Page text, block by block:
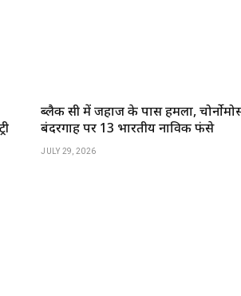
ब्लैक सी में जहाज के पास हमला,
बंदरगाह पर 13 भारतीय नाविक फंसे
JULY 29, 2026